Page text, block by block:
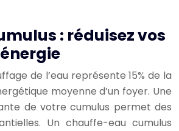
: réduisez vos
de l’eau représente 15% de la
moyenne d’un foyer. Une
de votre cumulus permet des
Un chauffe-eau cumulus